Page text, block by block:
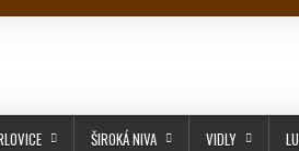
ŠIROKÁ NIVA VIDLY